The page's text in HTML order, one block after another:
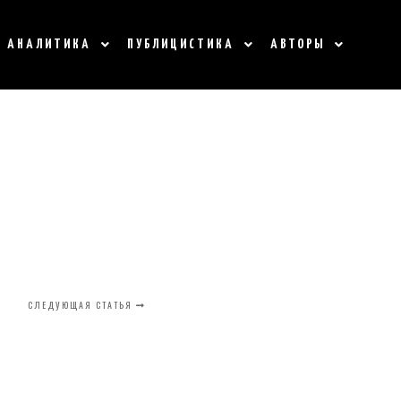
АНАЛИТИКА ПУБЛИЦИСТИКА АВТОРЫ
СЛЕДУЮЩАЯ СТАТЬЯ